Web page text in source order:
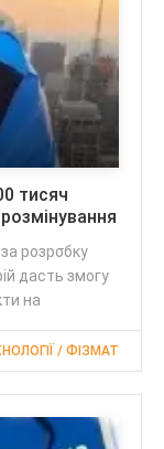
тисяч
розрσбку
дасть змогу
на
/ ФІЗМАТ